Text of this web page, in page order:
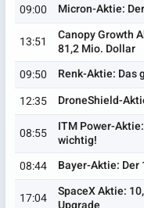
09:00
Micron-Aktie:
13:51
Canopy Growth
81,2 Mio. Dollar
09:50
Renk-Aktie: Das
12:35
DroneShield-
08:55
ITM Power-
wichtig!
08:44
Bayer-Aktie:
17:04
SpaceX Aktie: